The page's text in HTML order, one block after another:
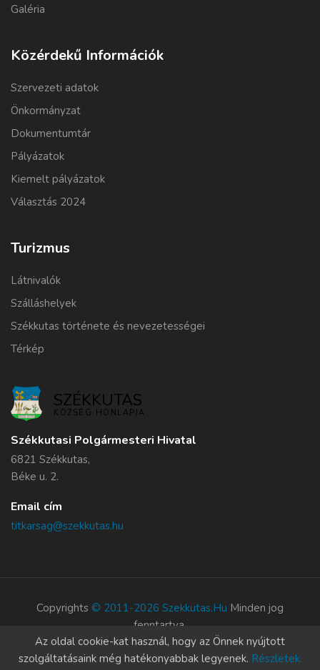
Galéria
Közérdekű Információk
Szervezeti adatok
Önkormányzat
Dokumentumtár
Pályázatok
Kiemelt pályázatok
Választás 2024
Turizmus
Látnivalók
Szálláshelyek
Székkutas története és nevezetességei
Térkép
SZÉKKUTAS
KÖZSÉG HONLAPJA
Székkutasi Polgármesteri Hivatal
6821 Székkutas,
Béke u. 2.
Email cím
titkarsag@szekkutas.hu
Copyrights © 2011-2026 Szekkutas.hu Minden jog
fenntartva.
Süti szabályzat
Az oldal cookie-kat használ, hogy az Önnek nyújtott
szolgáltatásaink még hatékonyabbak legyenek. Részletek.